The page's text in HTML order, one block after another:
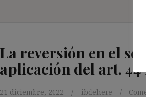
La reversión en el
aplicación del art. 44
21 diciembre, 2022 ibdehere